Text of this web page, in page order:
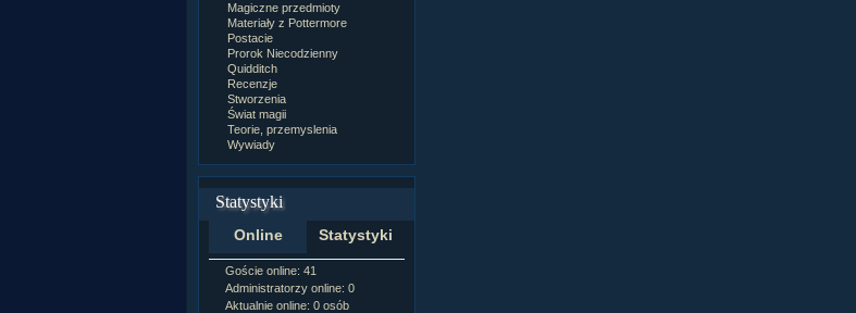
Magiczne przedmioty
Materiały z Pottermore
Postacie
Prorok Niecodzienny
Quidditch
Recenzje
Stworzenia
Świat magii
Teorie, przemyslenia
Wywiady
Statystyki
Online Statystyki
Goście online: 41
Administratorzy online: 0
Aktualnie online: 0 osób